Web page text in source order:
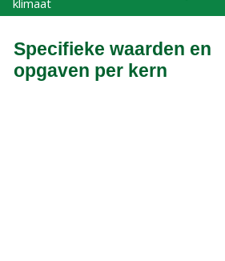
Specifieke waarden en
opgaven per kern